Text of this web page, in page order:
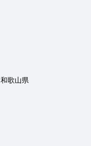
和歌山県